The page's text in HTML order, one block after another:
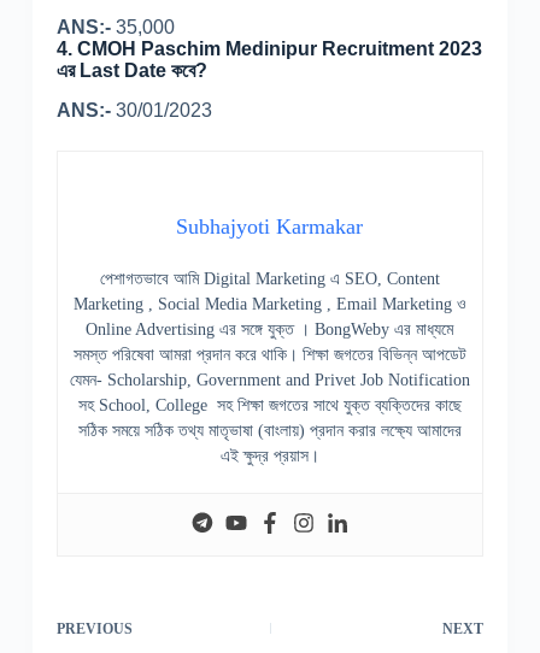
ANS:-35,000
4. CMOH Paschim Medinipur Recruitment 2023
এর Last Date কবে?
ANS:-30/01/2023
Subhajyoti Karmakar
পেশাগতভাবে আমি Digital Marketing এ SEO, Content
Marketing , Social Media Marketing , Email Marketing ও
Online Advertising এর সঙ্গে যুক্ত । BongWeby এর মাধ্যমে
সমস্ত পরিষেবা আমরা প্রদান করে থাকি। শিক্ষা জগতের বিভিন্ন আপডেট
যেমন- Scholarship, Government and Privet Job Notification
সহ School, College সহ শিক্ষা জগতের সাথে যুক্ত ব্যক্তিদের কাছে
সঠিক সময়ে সঠিক তথ্য মাতৃভাষা (বাংলায়) প্রদান করার লক্ষ্যে আমাদের
এই ক্ষুদ্র প্রয়াস।
PREVIOUS NEXT